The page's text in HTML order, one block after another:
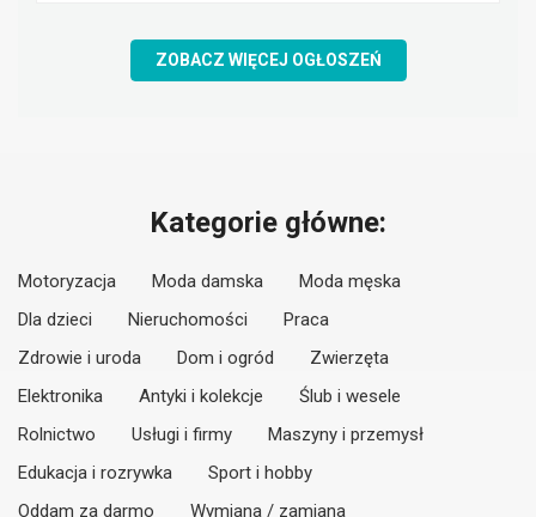
ZOBACZ WIĘCEJ OGŁOSZEŃ
Kategorie główne:
Motoryzacja Moda damska
Moda męska
Dla dzieci
Nieruchomości
Praca
Zdrowie i uroda
Dom i ogród
Zwierzęta
Elektronika
Antyki i kolekcje
Ślub i wesele
Rolnictwo
Usługi i firmy
Maszyny i przemysł
Edukacja i rozrywka
Sport i hobby
Oddam za darmo
Wymiana / zamiana